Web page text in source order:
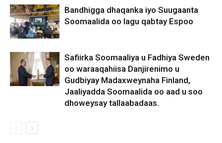
Bandhigga dhaqanka iyo Suugaanta
Soomaalida oo lagu qabtay Espoo
Safiirka Soomaaliya u Fadhiya Sweden
oo waraaqahiisa Danjirenimo u
Gudbiyay Madaxweynaha Finland,
Jaaliyadda Soomaalida oo aad u soo
dhoweysay tallaabadaas.